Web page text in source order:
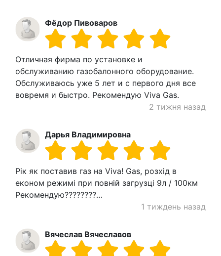
Фёдор Пивоваров
Отличная фирма по установке и
обслуживанию газобалонного оборудование.
Обслуживаюсь уже 5 лет и с первого дня все
вовремя и быстро. Рекомендую Viva Gas.
2 тижня назад
Дарья Владимировна
Рік як поставив газ на Viva! Gas, розхід в
економ режимі при повній загрузці 9л / 100км
Рекомендую????????…
1 тиждень назад
Вячеслав Вячеславов